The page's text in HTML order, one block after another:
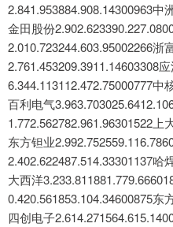
2.841.953884.908.14300963中
金田股份
2.010.723244.603.95002266浙
2.761.453209.3911.14603308
6.344.113112.472.75000777中
百利电气
1.772.562782.961.96301522上
东方钽业
2.402.622487.514.33301137哈
大西洋
0.420.561853.104.34600875东
四创电子